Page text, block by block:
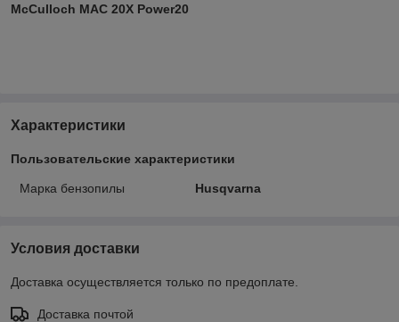
McCulloch MAC 20X Power20
Характеристики
Пользовательские характеристики
Марка бензопилы Husqvarna
Условия доставки
Доставка осуществляется только по предоплате.
Доставка почтой